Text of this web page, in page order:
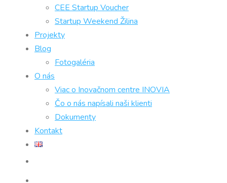
CEE Startup Voucher
Startup Weekend Žilina
Projekty
Blog
Fotogaléria
O nás
Viac o Inovačnom centre INOVIA
Čo o nás napísali naši klienti
Dokumenty
Kontakt